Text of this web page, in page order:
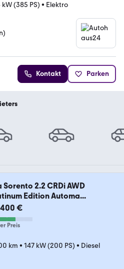
kW (385 PS) • Elektro
Kontakt Parken
Sorento 2.2 CRDi AWD
Edition Automa...
€
Preis
km • 147 kW (200 PS) • Diesel